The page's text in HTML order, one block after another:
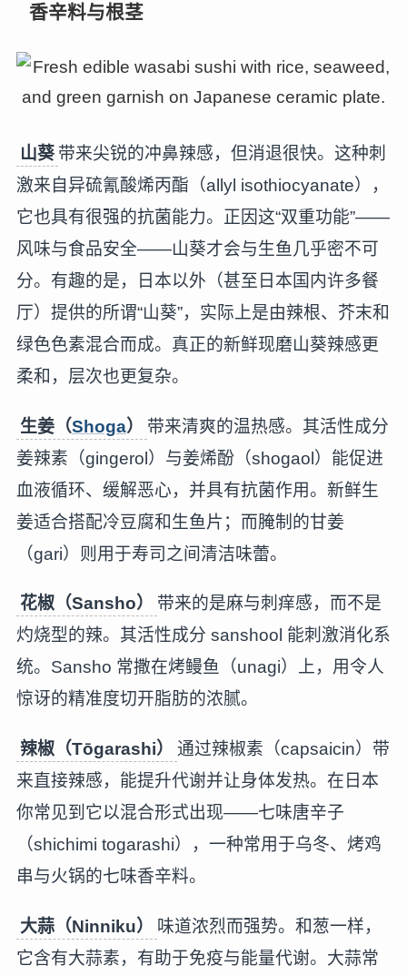
香辛料与根茎
山葵 带来尖锐的冲鼻辣感，但消退很快。这种刺
激来自异硫氰酸烯丙酯（allyl isothiocyanate），
它也具有很强的抗菌能力。正因这“双重功能”——
风味与食品安全——山葵才会与生鱼几乎密不可
分。有趣的是，日本以外（甚至日本国内许多餐
厅）提供的所谓“山葵”，实际上是由辣根、芥末和
绿色色素混合而成。真正的新鲜现磨山葵辣感更
柔和，层次也更复杂。
生姜（Shoga）
带来清爽的温热感。其活性成分
姜辣素（gingerol）与姜烯酚（shogaol）能促进
血液循环、缓解恶心，并具有抗菌作用。新鲜生
姜适合搭配冷豆腐和生鱼片；而腌制的甘姜
（gari）则用于寿司之间清洁味蕾。
花椒（Sansho）
带来的是麻与刺痒感，而不是
灼烧型的辣。其活性成分 sanshool 能刺激消化系
统。Sansho 常撒在烤鳗鱼（unagi）上，用令人
惊讶的精准度切开脂肪的浓腻。
辣椒（Tōgarashi）
通过辣椒素（capsaicin）带
来直接辣感，能提升代谢并让身体发热。在日本
你常见到它以混合形式出现——七味唐辛子
（shichimi togarashi），一种常用于乌冬、烤鸡
串与火锅的七味香辛料。
大蒜（Ninniku）
味道浓烈而强势。和葱一样，
它含有大蒜素，有助于免疫与能量代谢。大蒜常